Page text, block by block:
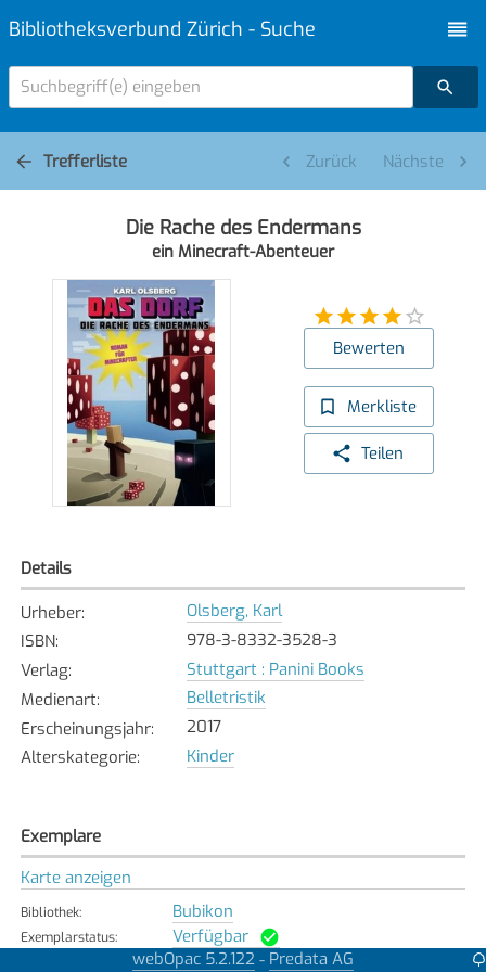
Bibliotheksverbund Zürich - Suche
Suchbegriff(e) eingeben
Trefferliste Zurück Nächste
Die Rache des Endermans
ein Minecraft-Abenteuer
Bewerten
Merkliste
Teilen
Details
Urheber:
Olsberg, Karl
ISBN:
978-3-8332-3528-3
Verlag:
Stuttgart : Panini Books
Medienart:
Belletristik
Erscheinungsjahr:
2017
Alterskategorie: Kinder
Exemplare
Karte anzeigen
Bibliothek: Bubikon
Exemplarstatus: Verfügbar
webOpac 5.2.122 - Predata AG